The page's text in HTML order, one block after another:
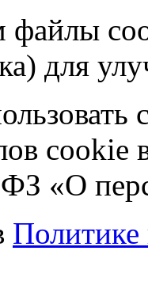
для
cookie
«О
Политике